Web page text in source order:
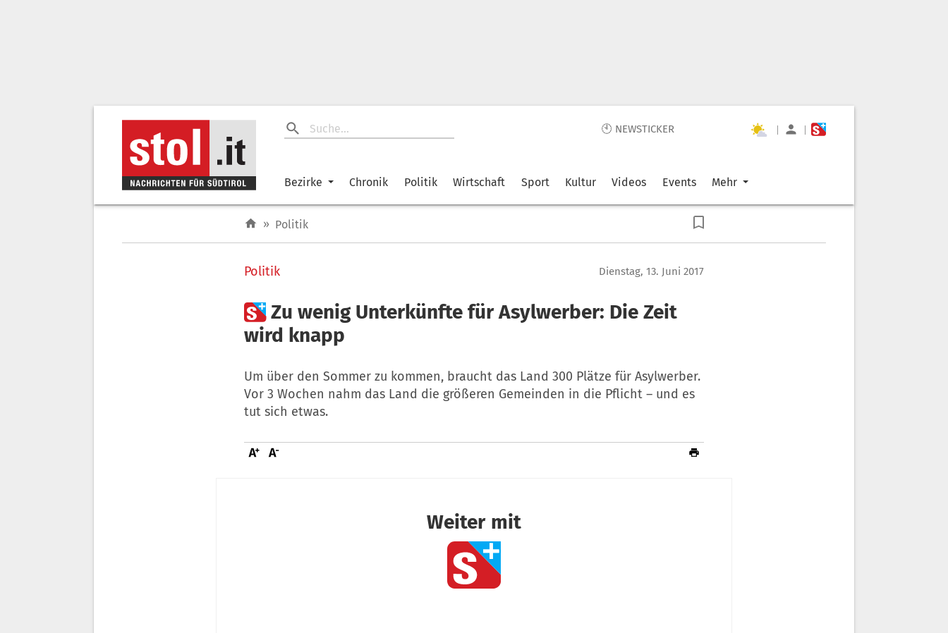
🕙 NEWSTICKER | |
Bezirke Chronik Politik Wirtschaft Sport Kultur Videos Events Mehr
» Politik
Politik Dienstag, 13. Juni 2017
Zu wenig Unterkünfte für Asylwerber: Die Zeit
wird knapp
Um über den Sommer zu kommen, braucht das Land 300 Plätze für Asylwerber.
Vor 3 Wochen nahm das Land die größeren Gemeinden in die Pflicht – und es
tut sich etwas.